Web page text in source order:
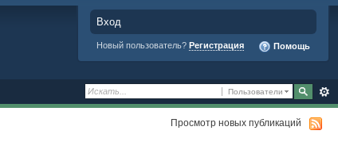
Вход
Новый пользователь? Регистрация Помощь
Пользователи
Просмотр новых публикаций